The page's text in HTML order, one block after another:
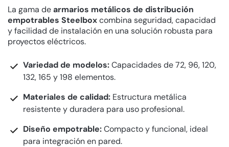
La gama dearmarios metálicos de distribución
empotrables Steelboxcombina seguridad, capacidad
y facilidad de instalación en una solución robusta para
proyectos eléctricos.
Variedad de modelos:Capacidades de 72, 96, 120,
132, 165 y 198 elementos.
Materiales de calidad: Estructura metálica
resistente y duradera para uso profesional.
Diseño empotrable:Compacto y funcional, ideal
para integración en pared.